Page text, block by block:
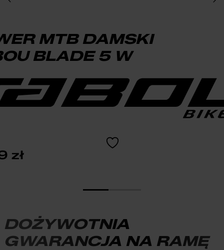
MTB DAMSKI
BLADE 5 W
zł
DOŻYWOTNIA
GWARANCJA NA RAMĘ